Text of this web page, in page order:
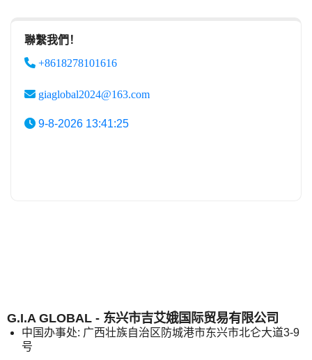
聯繫我們！
+8618278101616
giaglobal2024@163.com
9-8-2026 13:41:25
G.I.A GLOBAL - 东兴市吉艾娥国际贸易有限公司
中国办事处: 广西壮族自治区防城港市东兴市北仑大道3-9
号